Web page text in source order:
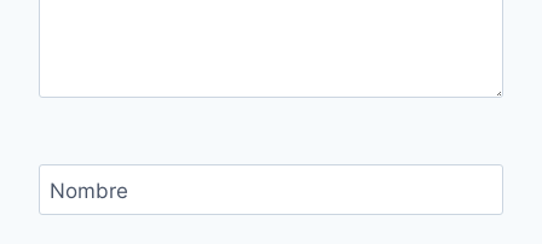
Nombre